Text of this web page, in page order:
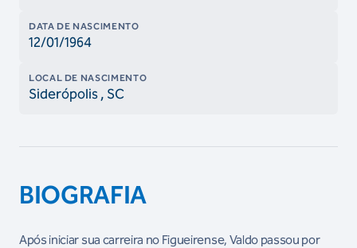
DATA DE NASCIMENTO
12/01/1964
LOCAL DE NASCIMENTO
Siderópolis, SC
BIOGRAFIA
Após iniciar sua carreira no Figueirense, Valdo passou por